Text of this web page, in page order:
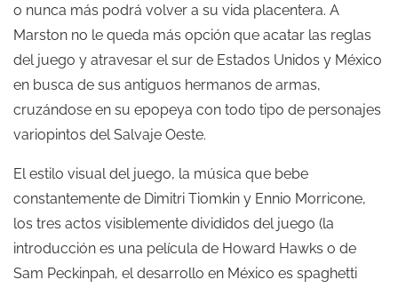
o nunca más podrá volver a su vida placentera. A
Marston no le queda más opción que acatar las reglas
del juego y atravesar el sur de Estados Unidos y México
en busca de sus antiguos hermanos de armas,
cruzándose en su epopeya con todo tipo de personajes
variopintos del Salvaje Oeste.
El estilo visual del juego, la música que bebe
constantemente de Dimitri Tiomkin y Ennio Morricone,
los tres actos visiblemente divididos del juego (la
introducción es una película de Howard Hawks o de
Sam Peckinpah, el desarrollo en México es spaghetti